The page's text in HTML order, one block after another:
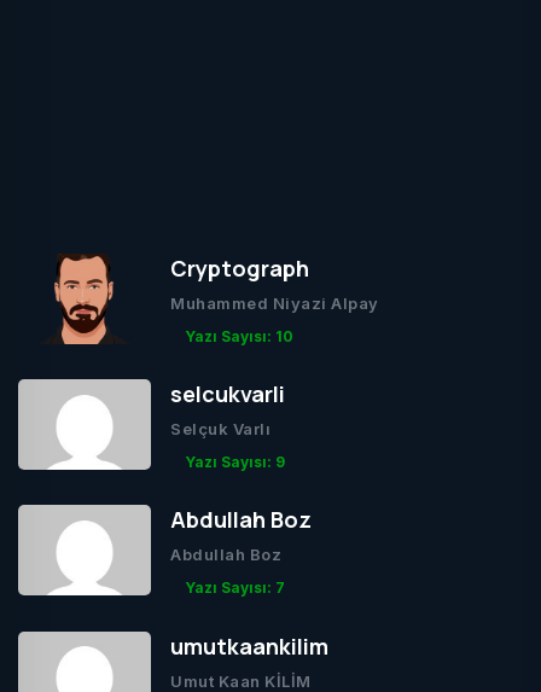
Cryptograph
Muhammed Niyazi Alpay
Yazı Sayısı: 10
selcukvarli
Selçuk Varlı
Yazı Sayısı: 9
Abdullah Boz
Abdullah Boz
Yazı Sayısı: 7
umutkaankilim
Umut Kaan KİLİM